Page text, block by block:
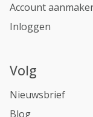
Account
Inloggen
Volg
Nieuwsbrief
Blog